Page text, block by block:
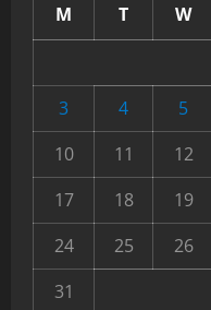
M T W
3
4 5
10
11 12
17
18 19
24
25 26
31